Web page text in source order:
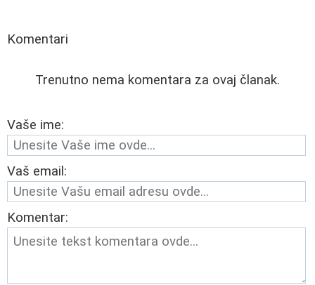
Komentari
Trenutno nema komentara za ovaj članak.
Vaše ime:
Vaš email:
Komentar: